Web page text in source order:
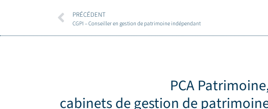
PRÉCÉDENT
CGPI – Conseiller en gestion de patrimoine indépendant
PCA
cabinets de gestion de